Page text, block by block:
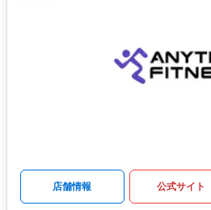
店舗情報 公式サイト